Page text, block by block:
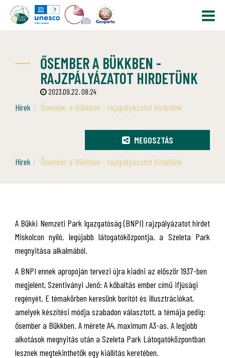
ŐSEMBER A BÜKKBEN -
RAJZPÁLYÁZATOT HIRDETÜNK
2023.09.22. 08:24
Hírek Ősember a Bükkben - rajzpályázatot hirdetünk
MEGOSZTÁS
Hírek
Ősember a Bükkben - rajzpályázatot hirdetünk
A Bükki Nemzeti Park Igazgatóság (BNPI) rajzpályázatot hirdet
Miskolcon nyíló, legújabb látogatóközpontja, a Szeleta Park
megnyitása alkalmából.
A BNPI ennek apropóján tervezi újra kiadni az először 1937-ben
megjelent, Szentiványi Jenő: A kőbaltás ember című ifjúsági
regényét. E témakörben keresünk borítót és illusztrációkat,
amelyek készítési módja szabadon választott, a témája pedig:
ősember a Bükkben. A mérete A4, maximum A3-as. A legjobb
alkotások megnyitás után a Szeleta Park Látogatóközpontban
lesznek megtekinthetők egy kiállítás keretében.